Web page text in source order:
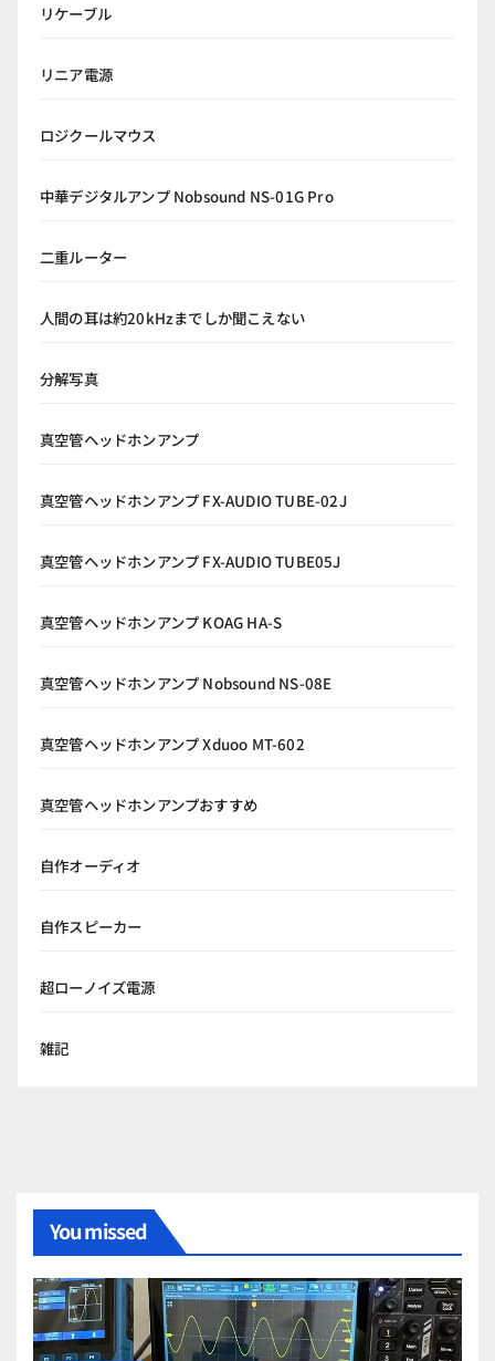
リケーブル
リニア電源
ロジクールマウス
中華デジタルアンプ Nobsound NS-01G Pro
二重ルーター
人間の耳は約20kHzまでしか聞こえない
分解写真
真空管ヘッドホンアンプ
真空管ヘッドホンアンプ FX-AUDIO TUBE-02J
真空管ヘッドホンアンプ FX-AUDIO TUBE05J
真空管ヘッドホンアンプ KOAG HA-S
真空管ヘッドホンアンプ Nobsound NS-08E
真空管ヘッドホンアンプ Xduoo MT-602
真空管ヘッドホンアンプおすすめ
自作オーディオ
自作スピーカー
超ローノイズ電源
雑記
You missed